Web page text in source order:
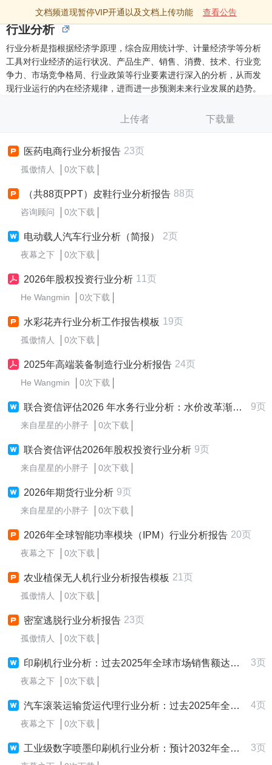
文档频道现暂停VIP开通以及文档上传功能 查看公告
行业分析
行业分析是指根据经济学原理，综合应用统计学、计量经济学等分析
工具对行业经济的运行状况、产品生产、销售、消费、技术、行业竞
争力、市场竞争格局、行业政策等行业要素进行深入的分析，从而发
现行业运行的内在经济规律，进而进一步预测未来行业发展的趋势。
上传者 下载量
医药电商行业分析报告 23页
孤傲情人 0次下载
（共88页PPT）皮鞋行业分析报告 88页
咨询顾问 0次下载
电动载人汽车行业分析（简报） 2页
夜幕之下 0次下载
2026年股权投资行业分析 11页
He Wangmin 0次下载
水彩花卉行业分析工作报告模板 19页
孤傲情人 0次下载
2025年高端装备制造行业分析报告 24页
He Wangmin 0次下载
联合资信评估2026 年水务行业分析：水价改革渐进式推进，关注水务企业盈利承压丶债务扩张与回款风险 9页
来自星星的小胖子 0次下载
联合资信评估2026年股权投资行业分析 9页
来自星星的小胖子 0次下载
2026年期货行业分析 9页
来自星星的小胖子 0次下载
2026年全球智能功率模块（IPM）行业分析报告 20页
夜幕之下 0次下载
农业植保无人机行业分析报告模板 21页
孤傲情人 0次下载
密室逃脱行业分析报告 23页
孤傲情人 0次下载
印刷机行业分析：过去2025年全球市场销售额达到了1200亿元 3页
夜幕之下 0次下载
汽车滚装运输货运代理行业分析：过去2025年全球市场销售额达到了47.44 亿元 4页
夜幕之下 0次下载
工业级数字喷墨印刷机行业分析：预计2032年全球市场规模将为19.56亿美元 3页